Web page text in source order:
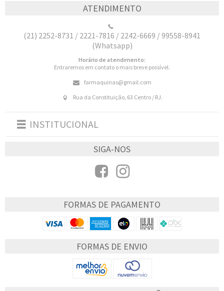
ATENDIMENTO
(21) 2252-8731 / 2221-7816 / 2242-6669 / 99558-8941
(Whatsapp)
Horário de atendimento:
Entraremos em contato o mais breve possível.
farmaquinas@gmail.com
Rua da Constituição, 63 Centro / RJ.
Toggle
navigation
INSTITUCIONAL
SIGA-NOS
FORMAS DE PAGAMENTO
FORMAS DE ENVIO